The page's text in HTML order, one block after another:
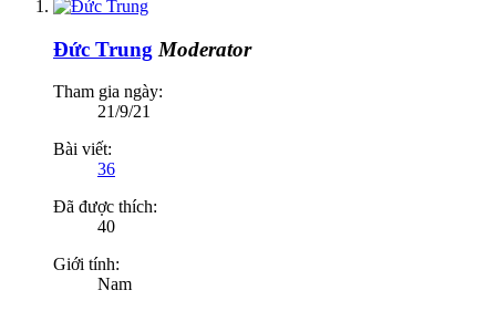
Đức Trung Moderator
Tham gia ngày:
21/9/21
Bài viết:
36
Đã được thích:
40
Giới tính:
Nam